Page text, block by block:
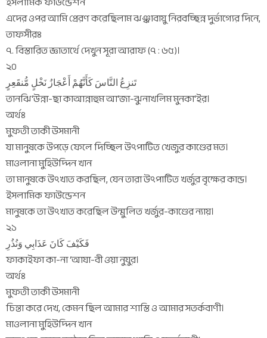
এদের ওপর আমি প্রেরণ করেছিলাম ঝঞ্ঝাবায়ু নিরবচ্ছিন্ন দুর্ভাগ্যের দিনে,
তাফসীরঃ
৭. বিস্তারিত জ্ঞাতার্থে দেখুন সূরা আরাফ (৭ : ৬৫)।
২০
تَنزِعُ النَّاسَ كَأَنَّهُمْ أَعْجَازُ نَخْلٍ مُّنقَعِرٍ
তানঝি‘উন্না-ছা কাআন্নাহুম আ‘জা-ঝুনাখলিম মুনকা‘ইর।
অর্থঃ
মুফতী তাকী উসমানী
যা মানুষকে উপড়ে ফেলে দিচ্ছিল উৎপাটিত খেজুর কাণ্ডের মত।
মাওলানা মুহিউদ্দিন খান
তা মানুষকে উৎখাত করছিল, যেন তারা উৎপাটিত খর্জুর বৃক্ষের কান্ড।
ইসলামিক ফাউন্ডেশন
মানুষকে তা উৎখাত করেছিল উন্মুলিত খর্জুর-কাণ্ডের ন্যায়।
২১
فَكَيْفَ كَانَ عَذَابِي وَنُذُرِ
ফাকাইফা কা-না ‘আযা-বী ওয়া নুযুর।
অর্থঃ
মুফতী তাকী উসমানী
চিন্তা করে দেখ, কেমন ছিল আমার শাস্তি ও আমার সতর্কবাণী।
মাওলানা মুহিউদ্দিন খান